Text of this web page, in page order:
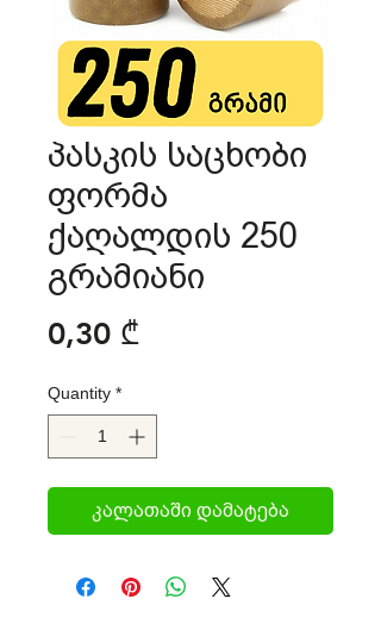
პასკის საცხობი
ფორმა
ქაღალდის 250
გრამიანი
0,30 ₾Price
Quantity *
კალათაში დამატება